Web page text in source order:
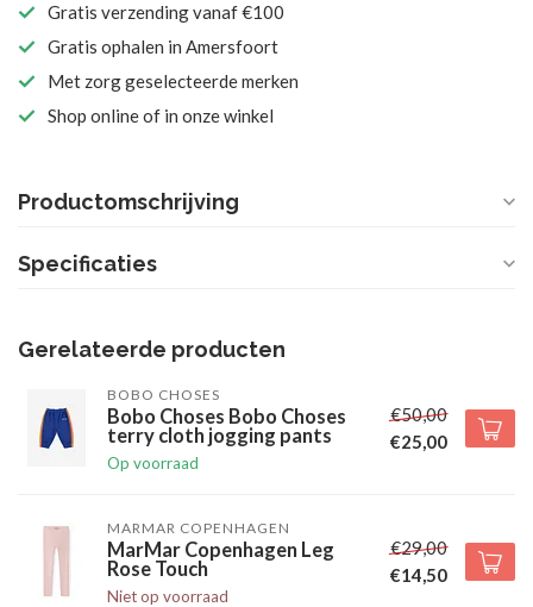
Gratis verzending vanaf €100
Gratis ophalen in Amersfoort
Met zorg geselecteerde merken
Shop online of in onze winkel
Productomschrijving
Specificaties
Gerelateerde producten
BOBO CHOSES
Bobo Choses Bobo Choses
terry cloth jogging pants
Op voorraad
€50,00
€25,00
MARMAR COPENHAGEN
MarMar Copenhagen Leg
Rose Touch
Niet op voorraad
€29,00
€14,50